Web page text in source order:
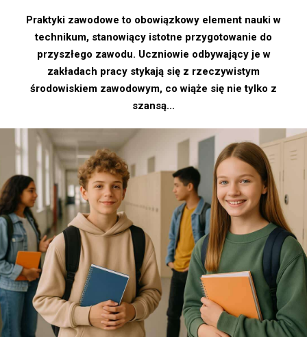
Praktyki zawodowe to obowiązkowy element nauki w
technikum, stanowiący istotne przygotowanie do
przyszłego zawodu. Uczniowie odbywający je w
zakładach pracy stykają się z rzeczywistym
środowiskiem zawodowym, co wiąże się nie tylko z
szansą...